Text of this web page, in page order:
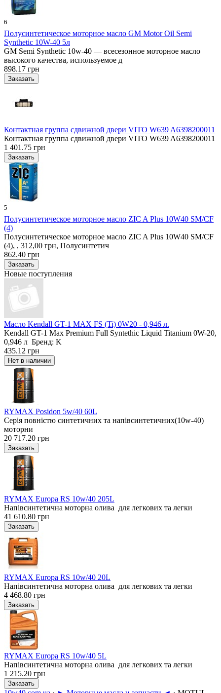
6
Полусинтетическое моторное масло GM Motor Oil Semi
Synthetic 10W-40 5л
GM Semi Synthetic 10w-40 — всесезонное моторное масло
высокого качества, используемое д
898.17 грн
Контактная группа сдвижной двери VITO W639 A6398200011
Контактная группа сдвижной двери VITO W639 A6398200011
1 401.75 грн
5
Полусинтетическое моторное масло ZIC A Plus 10W40 SM/CF
(4)
Полусинтетическое моторное масло ZIC A Plus 10W40 SM/CF
(4), , 312,00 грн, Полусинтетич
862.40 грн
Новые поступления
Масло Kendall GT-1 MAX FS (Ti) 0W20 - 0,946 л.
Kendall GT-1 Max Premium Full Syntethic Liquid Titanium 0W-20,
0,946 л Бренд: K
435.12 грн
RYMAX Posidon 5w/40 60L
Серія повністю синтетичних та напівсинтетичних(10w-40)
моторни
20 717.20 грн
RYMAX Europa RS 10w/40 205L
Напівсинтетична моторна олива для легкових та легки
41 610.80 грн
RYMAX Europa RS 10w/40 20L
Напівсинтетична моторна олива для легкових та легки
4 468.80 грн
RYMAX Europa RS 10w/40 5L
Напівсинтетична моторна олива для легкових та легки
1 215.20 грн